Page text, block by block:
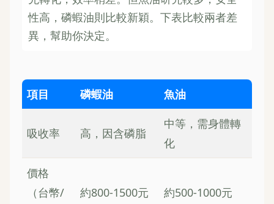
性高，磷蝦油則比較新穎。下表比較兩者差
異，幫助你決定。
項目 磷蝦油 魚油
吸收率 高，因含磷脂
中等，需身體轉
化
價格
（台幣/
約800-1500元 約500-1000元